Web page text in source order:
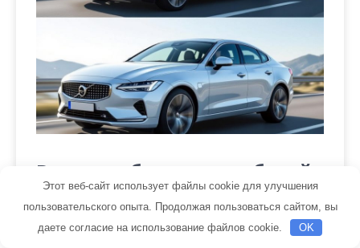
Выкуп и обмен автомобилей
с пробегом
Этот веб-сайт использует файлы cookie для улучшения
пользовательского опыта. Продолжая пользоваться сайтом, вы
даете согласие на использование файлов cookie.
OK